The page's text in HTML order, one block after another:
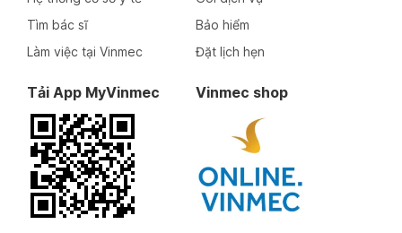
Tìm bác sĩ
Làm việc tại Vinmec
Bảo hiểm
Đặt lịch hẹn
Tải App MyVinmec Vinmec shop